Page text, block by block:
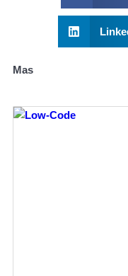
Mas